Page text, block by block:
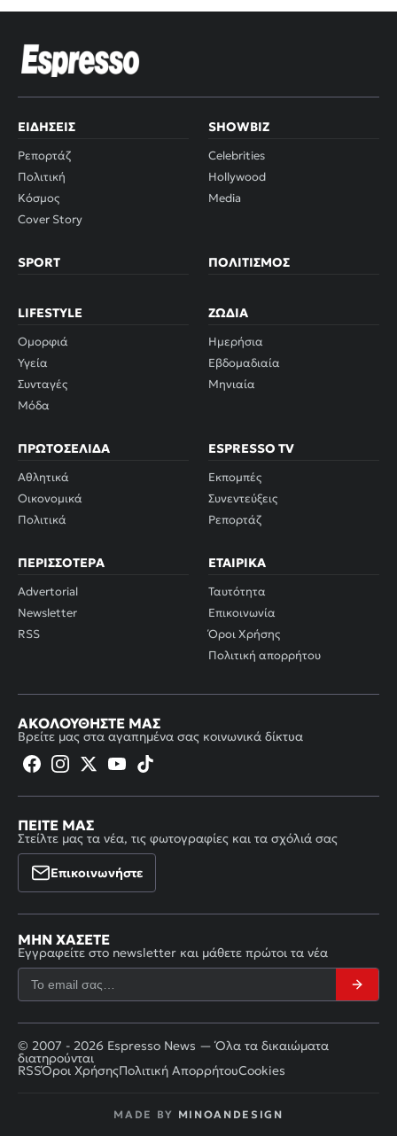
ΕΙΔΉΣΕΙΣ
Ρεπορτάζ
Πολιτική
Κόσμος
Cover Story
SHOWBIZ
Celebrities
Hollywood
Media
SPORT ΠΟΛΙΤΙΣΜΌΣ
LIFESTYLE
Ομορφιά
Υγεία
Συνταγές
Μόδα
ΖΏΔΙΑ
Ημερήσια
Εβδομαδιαία
Μηνιαία
ΠΡΩΤΟΣΈΛΙΔΑ
Αθλητικά
Οικονομικά
Πολιτικά
ESPRESSO TV
Εκπομπές
Συνεντεύξεις
Ρεπορτάζ
ΠΕΡΙΣΣΌΤΕΡΑ
Advertorial
Newsletter
RSS
ΕΤΑΙΡΙΚΆ
Ταυτότητα
Επικοινωνία
Όροι Χρήσης
Πολιτική απορρήτου
ΑΚΟΛΟΥΘΉΣΤΕ ΜΑΣ
Βρείτε μας στα αγαπημένα σας κοινωνικά δίκτυα
ΠΕΊΤΕ ΜΑΣ
Στείλτε μας τα νέα, τις φωτογραφίες και τα σχόλιά σας
Επικοινωνήστε
ΜΗΝ ΧΆΣΕΤΕ
Εγγραφείτε στο newsletter και μάθετε πρώτοι τα νέα
© 2007 - 2026 Espresso News — Όλα τα δικαιώματα
διατηρούνται
RSSΌροι ΧρήσηςΠολιτική ΑπορρήτουCookies
MADE BY MINOANDESIGN